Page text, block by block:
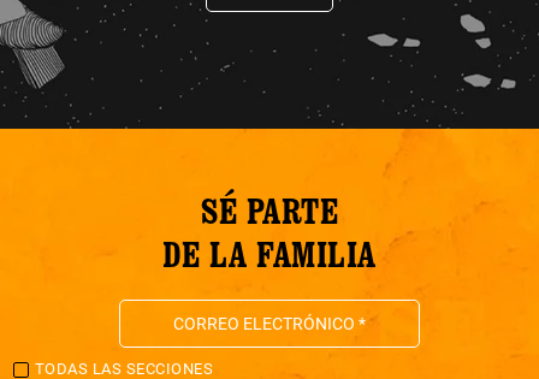
SÉ PARTE
DE LA FAMILIA
TODAS LAS SECCIONES